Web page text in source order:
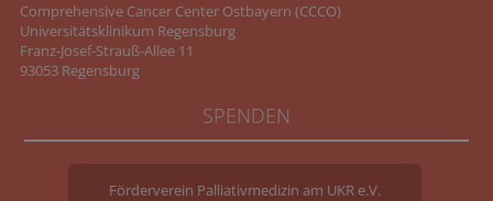
Comprehensive Cancer Center Ostbayern (CCCO)
Universitätsklinikum Regensburg
Franz-Josef-Strauß-Allee 11
93053 Regensburg
SPENDEN
Förderverein Palliativmedizin am UKR e.V.